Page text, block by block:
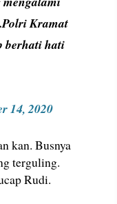
Kramat
berhati hati
14, 2020
kan. Busnya
terguling.
Rudi.